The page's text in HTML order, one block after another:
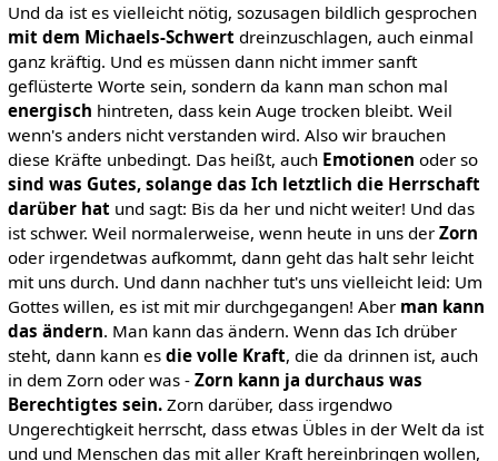
Und da ist es vielleicht nötig, sozusagen bildlich gesprochen
mit dem Michaels-Schwertdreinzuschlagen, auch einmal
ganz kräftig. Und es müssen dann nicht immer sanft
geflüsterte Worte sein, sondern da kann man schon mal
energisch hintreten, dass kein Auge trocken bleibt. Weil
wenn's anders nicht verstanden wird. Also wir brauchen
diese Kräfte unbedingt. Das heißt, auch Emotionen oder so
sind was Gutes, solange das Ich letztlich die Herrschaft
darüber hatund sagt: Bis da her und nicht weiter! Und das
ist schwer. Weil normalerweise, wenn heute in uns der Zorn
oder irgendetwas aufkommt, dann geht das halt sehr leicht
mit uns durch. Und dann nachher tut's uns vielleicht leid: Um
Gottes willen, es ist mit mir durchgegangen! Aber man kann
das ändern. Man kann das ändern. Wenn das Ich drüber
steht, dann kann es die volle Kraft, die da drinnen ist, auch
in dem Zorn oder was - Zorn kann ja durchaus was
Berechtigtes sein.Zorn darüber, dass irgendwo
Ungerechtigkeit herrscht, dass etwas Übles in der Welt da ist
und und Menschen das mit aller Kraft hereinbringen wollen,